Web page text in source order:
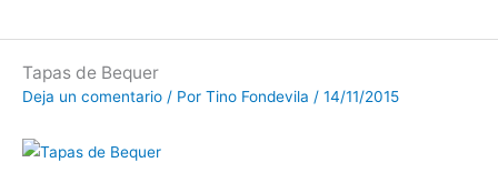
Tapas de Bequer
Deja un comentario / Por Tino Fondevila / 14/11/2015